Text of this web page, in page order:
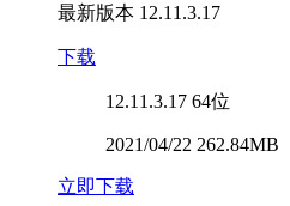
最新版本 12.11.3.17
下载
12.11.3.17 64位
2021/04/22 262.84MB
立即下载